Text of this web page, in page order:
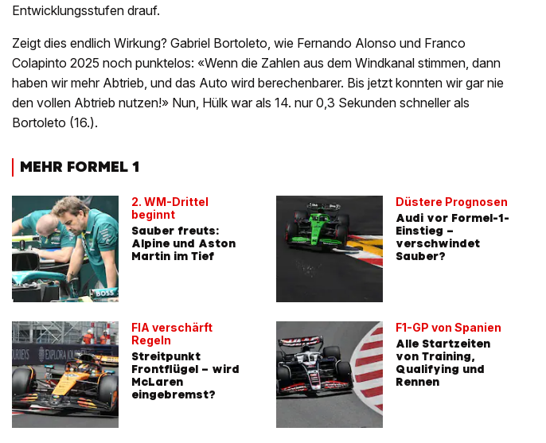
Entwicklungsstufen drauf.
Zeigt dies endlich Wirkung? Gabriel Bortoleto, wie Fernando Alonso und Franco
Colapinto 2025 noch punktelos: «Wenn die Zahlen aus dem Windkanal stimmen, dann
haben wir mehr Abtrieb, und das Auto wird berechenbarer. Bis jetzt konnten wir gar nie
den vollen Abtrieb nutzen!» Nun, Hülk war als 14. nur 0,3 Sekunden schneller als
Bortoleto (16.).
MEHR FORMEL 1
2. WM-Drittel
beginnt
Sauber freuts:
Alpine und Aston
Martin im Tief
FIA verschärft
Regeln
Streitpunkt
Frontflügel – wird
McLaren
eingebremst?
Düstere Prognosen
Audi vor Formel-1-
Einstieg –
verschwindet
Sauber?
F1-GP von Spanien
Alle Startzeiten
von Training,
Qualifying und
Rennen